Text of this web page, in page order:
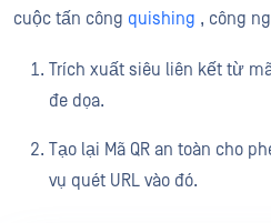
cuộc tấn công quishing , công
Trích xuất siêu liên kết từ
đe dọa.
Tạo lại Mã QR an toàn cho
vụ quét URL vào đó.